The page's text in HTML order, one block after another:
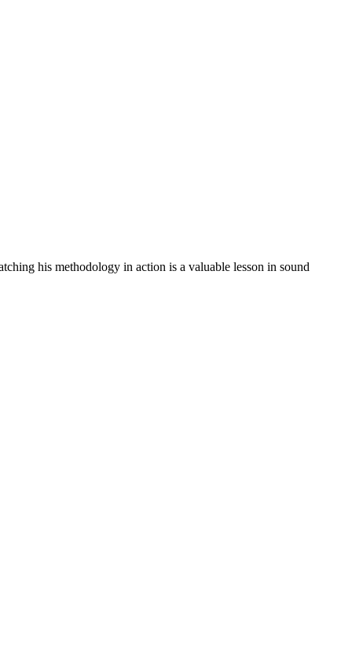
his methodology in action is a valuable lesson in sound